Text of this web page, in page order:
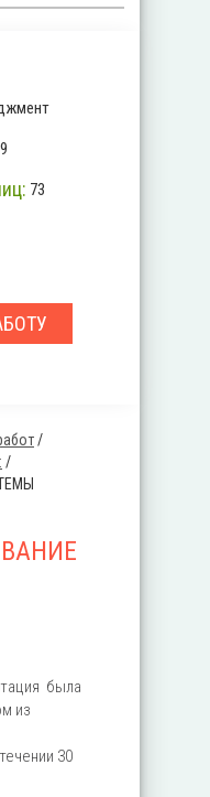
/
/
была
из
30
73